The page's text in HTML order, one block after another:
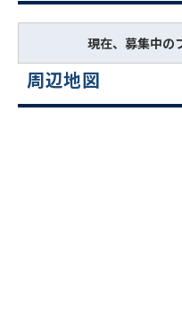
現在、募集中の
周辺地図